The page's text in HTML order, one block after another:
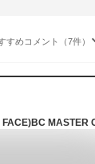
すめコメント（7件）